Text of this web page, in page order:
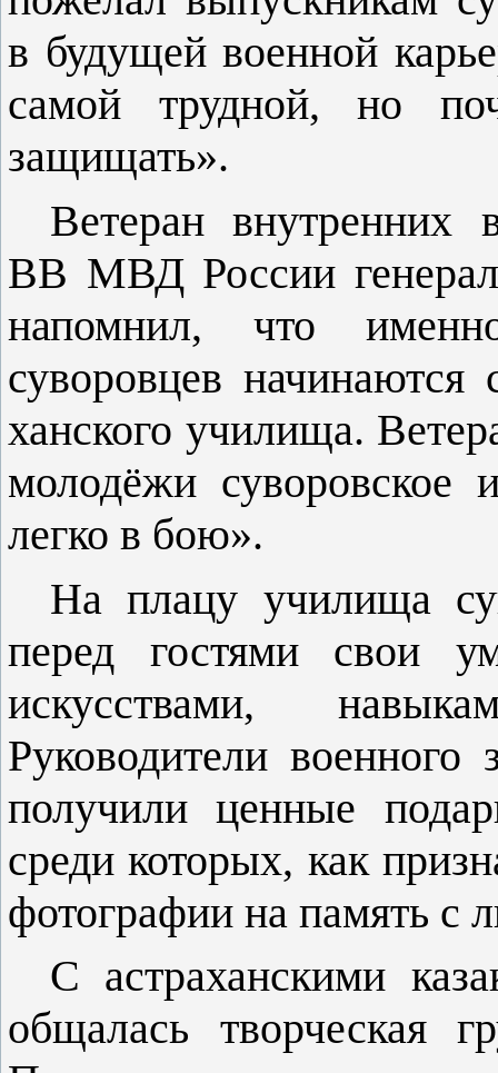
в будущей военной
са­мой трудной, но
защищать».
Ветеран
ВВ МВД России
напомнил, что
суворовцев
ханского училища.
молодёжи суворовское
легко в бою».
На плацу училища
перед гостя­ми свои
искусствами,
Руководители
получили ценные
среди которых, как
фотографии на память
С астраханскими
общалась твор­ческая